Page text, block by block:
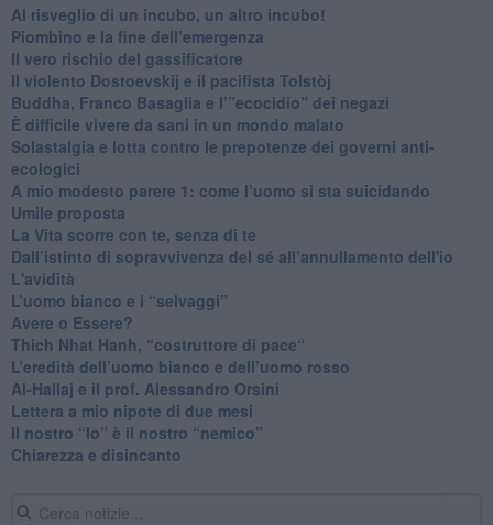
Al risveglio di un incubo, un altro incubo!
​Piombino e la fine dell’emergenza
​Il vero rischio del gassificatore
​Il violento Dostoevskij e il pacifista Tolstòj
​Buddha, Franco Basaglia e l’”ecocidio” dei negazi
​È difficile vivere da sani in un mondo malato
Solastalgia e lotta contro le prepotenze dei governi anti-
ecologici
​A mio modesto parere 1: come l’uomo si sta suicidando
​Umile proposta
​La Vita scorre con te, senza di te
​Dall’istinto di sopravvivenza del sé all’annullamento dell'io
L'avidità
​L’uomo bianco e i “selvaggi”
​Avere o Essere?
​Thich Nhat Hanh, “costruttore di pace“
​L’eredità dell’uomo bianco e dell’uomo rosso
Al-Hallaj e il prof. Alessandro Orsini
​Lettera a mio nipote di due mesi
​Il nostro “Io” è il nostro “nemico”
​Chiarezza e disincanto